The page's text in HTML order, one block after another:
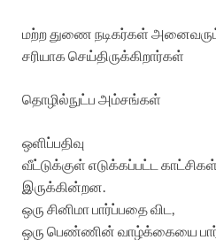
மற்ற துணை நடிகர்கள்
சரியாக செய்திருக்கிறார்கள்
தொழில்நுட்ப அம்சங்கள்
ஒளிப்பதிவு
வீட்டுக்குள் எடுக்கப்பட்ட
இருக்கின்றன.
ஒரு சினிமா பார்ப்பதை விட,
ஒரு பெண்ணின் வாழ்க்கையை